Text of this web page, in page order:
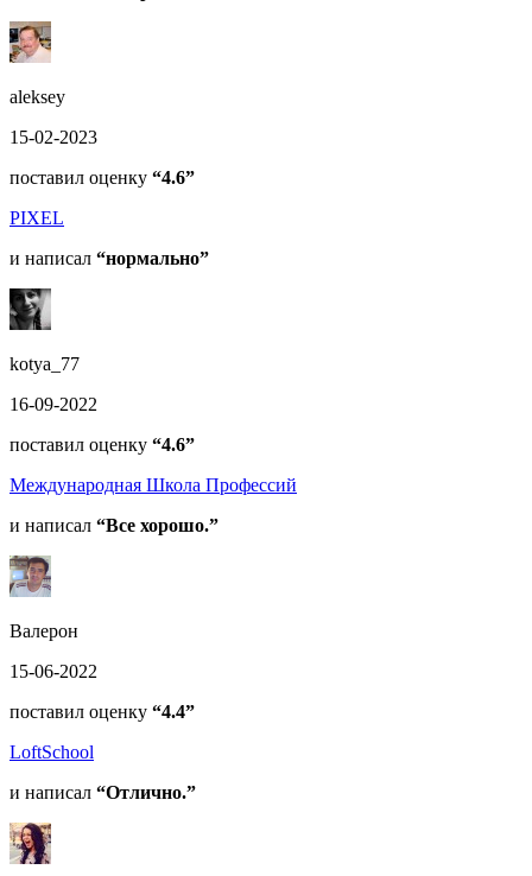
aleksey
15-02-2023
поставил оценку “4.6”
PIXEL
и написал “нормально”
kotya_77
16-09-2022
поставил оценку “4.6”
Международная Школа Профессий
и написал “Все хорошо.”
Валерон
15-06-2022
поставил оценку “4.4”
LoftSchool
и написал “Отлично.”